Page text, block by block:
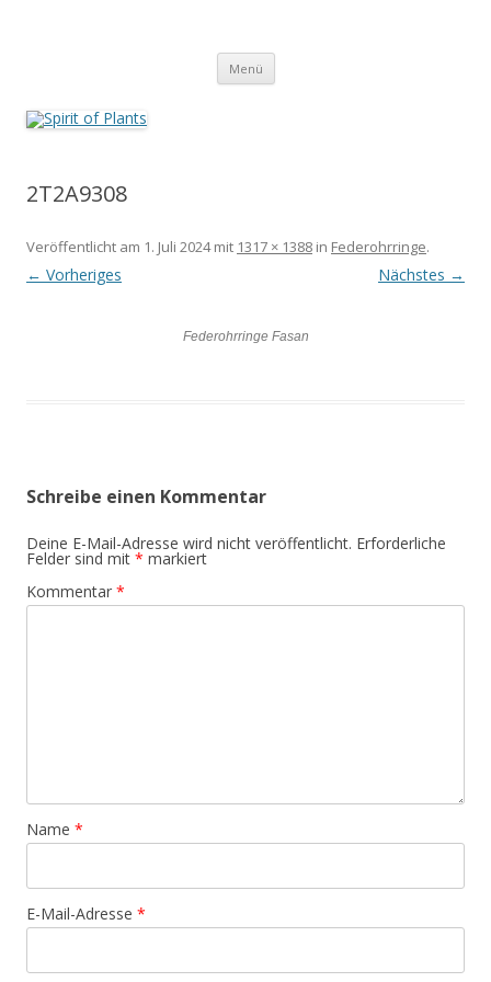
Menü
2T2A9308
Veröffentlicht am 1. Juli 2024mit 1317 × 1388 in Federohrringe.
← Vorheriges Nächstes →
Federohrringe Fasan
Schreibe einen Kommentar
Deine E-Mail-Adresse wird nicht veröffentlicht. Erforderliche
Felder sind mit * markiert
Kommentar *
Name *
E-Mail-Adresse *